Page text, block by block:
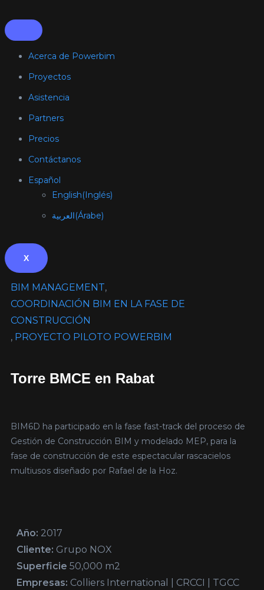
Acerca de Powerbim
Proyectos
Asistencia
Partners
Precios
Contáctanos
Español
English(Inglés)
العربية(Árabe)
X
BIM MANAGEMENT,
COORDINACIÓN BIM EN LA FASE DE
CONSTRUCCIÓN
, PROYECTO PILOTO POWERBIM
Torre BMCE en Rabat
BIM6D ha participado en la fase fast-track del proceso de
Gestión de Construcción BIM y modelado MEP, para la
fase de construcción de este espectacular rascacielos
multiusos diseñado por Rafael de la Hoz.
Año: 2017
Cliente: Grupo NOX
Superficie 50,000 m2
Empresas: Colliers International | CRCCI | TGCC